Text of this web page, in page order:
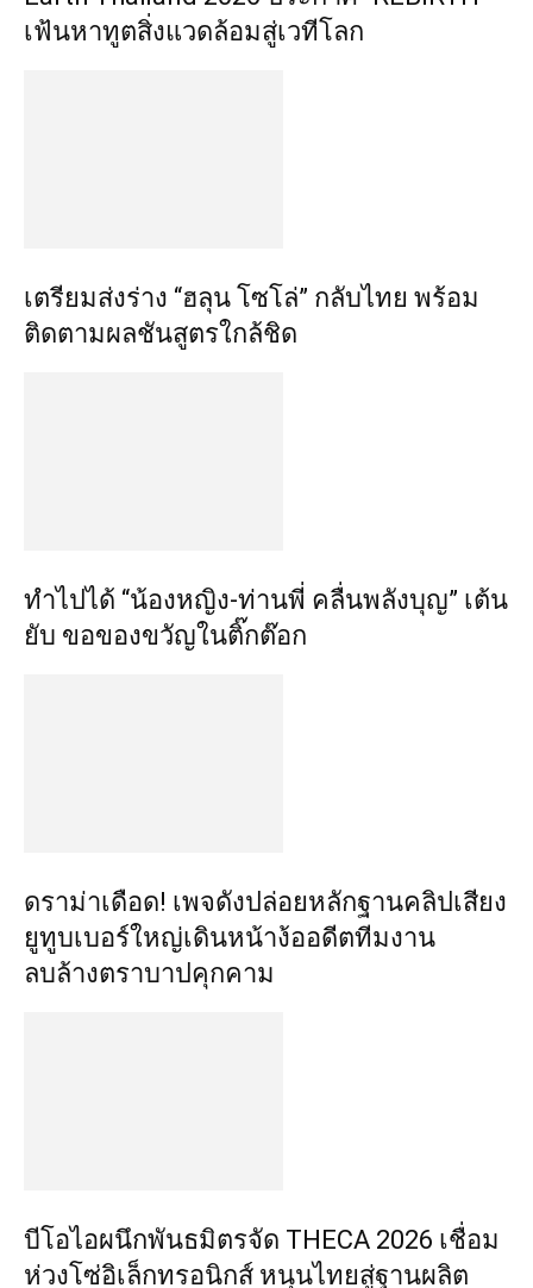
เฟ้นหาทูตสิ่งแวดล้อมสู่เวทีโลก
เตรียมส่งร่าง “ฮลุน โซโล่” กลับไทย พร้อม
ติดตามผลชันสูตรใกล้ชิด
ทำไปได้ “น้องหญิง-ท่านพี่ คลื่นพลังบุญ” เต้น
ยับ ขอของขวัญในติ๊กต๊อก
ดราม่าเดือด! เพจดังปล่อยหลักฐานคลิปเสียง
ยูทูบเบอร์ใหญ่เดินหน้าง้ออดีตทีมงาน
ลบล้างตราบาปคุกคาม
บีโอไอผนึกพันธมิตรจัด THECA 2026 เชื่อม
ห่วงโซ่อิเล็กทรอนิกส์ หนุนไทยสู่ฐานผลิต